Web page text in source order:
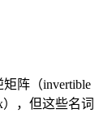
阵（invertible
），但这些名词